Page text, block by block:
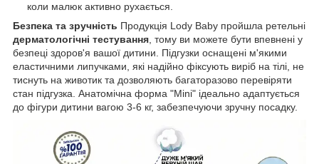
коли малюк активно рухається.
Безпека та зручність Продукція Lody Baby пройшла ретельні
дерматологічні тестування , тому ви можете бути впевнені у
безпеці здоров'я вашої дитини. Підгузки оснащені м'якими
еластичними липучками, які надійно фіксують виріб на тілі, не
тиснуть на животик та дозволяють багаторазово перевіряти
стан підгузка. Анатомічна форма "Mini" ідеально адаптується
до фігури дитини вагою 3-6 кг, забезпечуючи зручну посадку.